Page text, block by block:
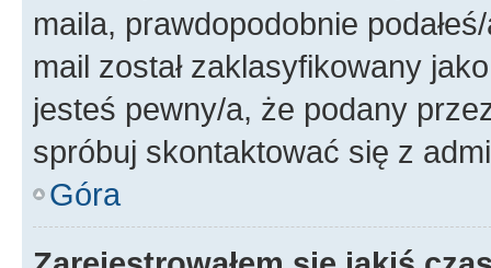
maila, prawdopodobnie
mail został zaklasyfikowany
jesteś pewny/a, że podany
spróbuj skontaktować się z
Góra